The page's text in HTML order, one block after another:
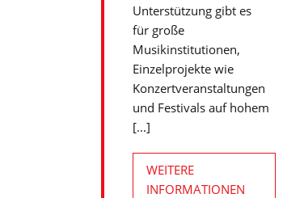
Unterstützung gibt es
für große
Musikinstitutionen,
Einzelprojekte wie
Konzertveranstaltungen
und Festivals auf hohem
[...]
WEITERE
INFORMATIONEN